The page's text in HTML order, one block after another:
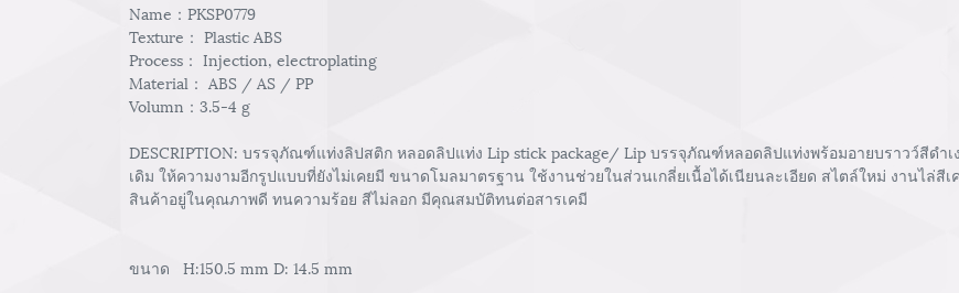
Name：PKSP0779
Texture： Plastic ABS
Process： Injection, electroplating
Material： ABS / AS / PP
Volumn：3.5-4 g
DESCRIPTION: บรรจุภัณฑ์แท่งลิปสติก หลอดลิปแท่ง Lip stick package/ Lip บรรจุภัณฑ์หลอดลิปแท่งพร้อมอายบราวว์สีดำ
เดิม ให้ความงามอีกรูปแบบที่ยังไม่เคยมี ขนาดโมลมาตรฐาน ใช้งานช่วยในส่วนเกลี่ยเนื้อได้เนียนละเอียด สไตล์ใหม่ งานไล่สี
สินค้าอยู่ในคุณภาพดี ทนความร้อย สีไม่ลอก มีคุณสมบัติทนต่อสารเคมี
ขนาด H:150.5 mm D: 14.5 mm